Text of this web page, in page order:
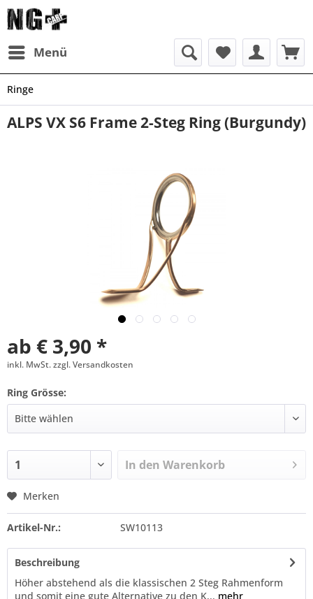
Menü
Ringe
ALPS VX S6 Frame 2-Steg Ring (Burgundy)
ab € 3,90 *
inkl. MwSt. zzgl. Versandkosten
Ring Grösse:
In den Warenkorb
Merken
Artikel-Nr.: SW10113
Beschreibung
Höher abstehend als die klassischen 2 Steg Rahmenform
und somit eine gute Alternative zu den K... mehr